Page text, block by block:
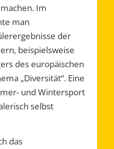
Im
man
der
beispielsweise
des europäischen
„Diversität“. Eine
und Wintersport
selbst
das